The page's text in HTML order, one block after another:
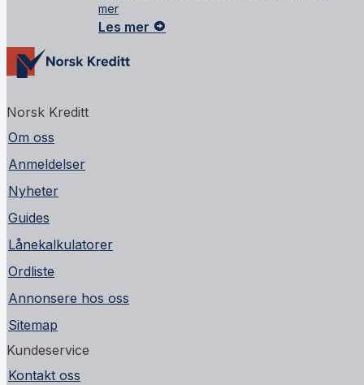
mer
Les mer
Norsk Kreditt
Om oss
Anmeldelser
Nyheter
Guides
Lånekalkulatorer
Ordliste
Annonsere hos oss
Sitemap
Kundeservice
Kontakt oss